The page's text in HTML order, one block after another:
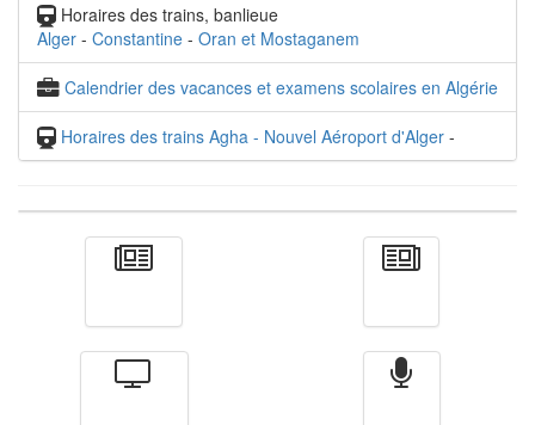
Horaires des trains, banlieue
Alger - Constantine - Oran et Mostaganem
Calendrier des vacances et examens scolaires en Algérie
Horaires des trains Agha - Nouvel Aéroport d'Alger -